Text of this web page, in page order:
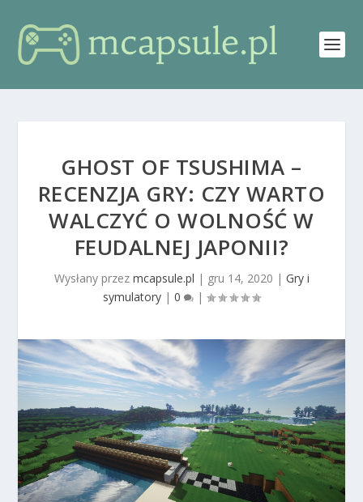
GHOST OF TSUSHIMA –
RECENZJA GRY: CZY WARTO
WALCZYĆ O WOLNOŚĆ W
FEUDALNEJ JAPONII?
Wysłany przez mcapsule.pl | gru 14, 2020 | Gry i
symulatory | 0 |